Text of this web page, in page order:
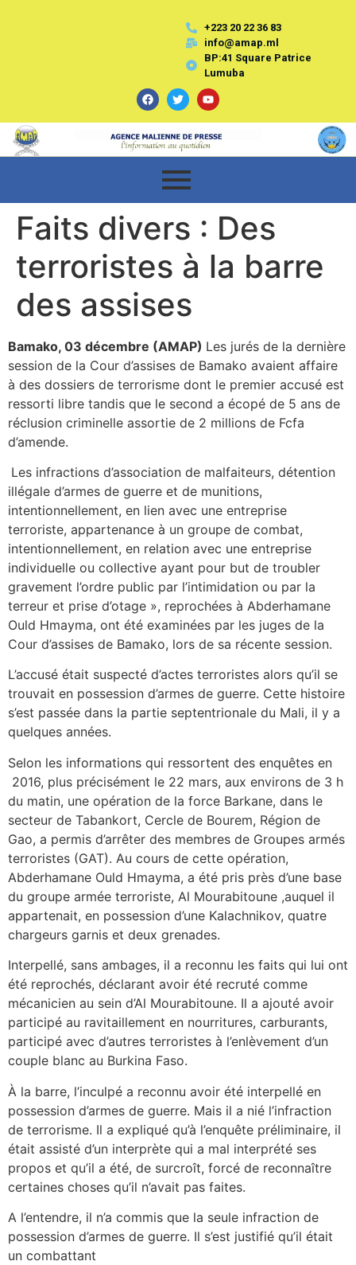
+223 20 22 36 83
info@amap.ml
BP:41 Square Patrice
Lumuba
Faits divers : Des
terroristes à la barre
des assises
Bamako, 03 décembre (AMAP) Les jurés de la dernière
session de la Cour d’assises de Bamako avaient affaire
à des dossiers de terrorisme dont le premier accusé est
ressorti libre tandis que le second a écopé de 5 ans de
réclusion criminelle assortie de 2 millions de Fcfa
d’amende.
Les infractions d’association de malfaiteurs, détention
illégale d’armes de guerre et de munitions,
intentionnellement, en lien avec une entreprise
terroriste, appartenance à un groupe de combat,
intentionnellement, en relation avec une entreprise
individuelle ou collective ayant pour but de troubler
gravement l’ordre public par l’intimidation ou par la
terreur et prise d’otage », reprochées à Abderhamane
Ould Hmayma, ont été examinées par les juges de la
Cour d’assises de Bamako, lors de sa récente session.
L’accusé était suspecté d’actes terroristes alors qu’il se
trouvait en possession d’armes de guerre. Cette histoire
s’est passée dans la partie septentrionale du Mali, il y a
quelques années.
Selon les informations qui ressortent des enquêtes en
2016, plus précisément le 22 mars, aux environs de 3 h
du matin, une opération de la force Barkane, dans le
secteur de Tabankort, Cercle de Bourem, Région de
Gao, a permis d’arrêter des membres de Groupes armés
terroristes (GAT). Au cours de cette opération,
Abderhamane Ould Hmayma, a été pris près d’une base
du groupe armée terroriste, Al Mourabitoune ,auquel il
appartenait, en possession d’une Kalachnikov, quatre
chargeurs garnis et deux grenades.
Interpellé, sans ambages, il a reconnu les faits qui lui ont
été reprochés, déclarant avoir été recruté comme
mécanicien au sein d’Al Mourabitoune. Il a ajouté avoir
participé au ravitaillement en nourritures, carburants,
participé avec d’autres terroristes à l’enlèvement d’un
couple blanc au Burkina Faso.
À la barre, l’inculpé a reconnu avoir été interpellé en
possession d’armes de guerre. Mais il a nié l’infraction
de terrorisme. Il a expliqué qu’à l’enquête préliminaire, il
était assisté d’un interprète qui a mal interprété ses
propos et qu’il a été, de surcroît, forcé de reconnaître
certaines choses qu’il n’avait pas faites.
A l’entendre, il n’a commis que la seule infraction de
possession d’armes de guerre. Il s’est justifié qu’il était
un combattant